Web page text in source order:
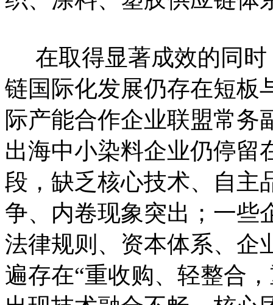
在取得显著成效的同时
链国际化发展仍存在短板
际产能合作企业联盟常务
出海中小染料企业仍停留
段，缺乏核心技术、自主
争、内卷现象突出；一些
法律规则、资本体系、企
遍存在“重收购、轻整合